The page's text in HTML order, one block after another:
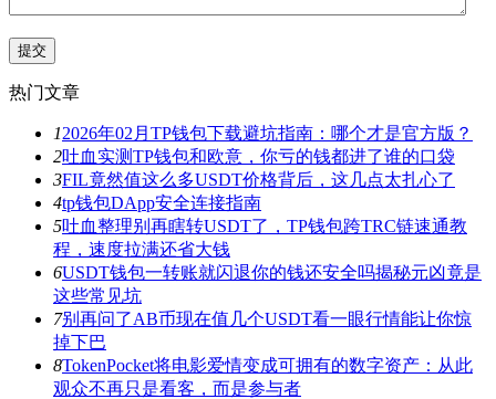
热门文章
12026年02月TP钱包下载避坑指南：哪个才是官方版？
2吐血实测TP钱包和欧意，你亏的钱都进了谁的口袋
3FIL竟然值这么多USDT价格背后，这几点太扎心了
4tp钱包DApp安全连接指南
5吐血整理别再瞎转USDT了，TP钱包跨TRC链速通教
程，速度拉满还省大钱
6USDT钱包一转账就闪退你的钱还安全吗揭秘元凶竟是
这些常见坑
7别再问了AB币现在值几个USDT看一眼行情能让你惊
掉下巴
8TokenPocket将电影爱情变成可拥有的数字资产：从此
观众不再只是看客，而是参与者